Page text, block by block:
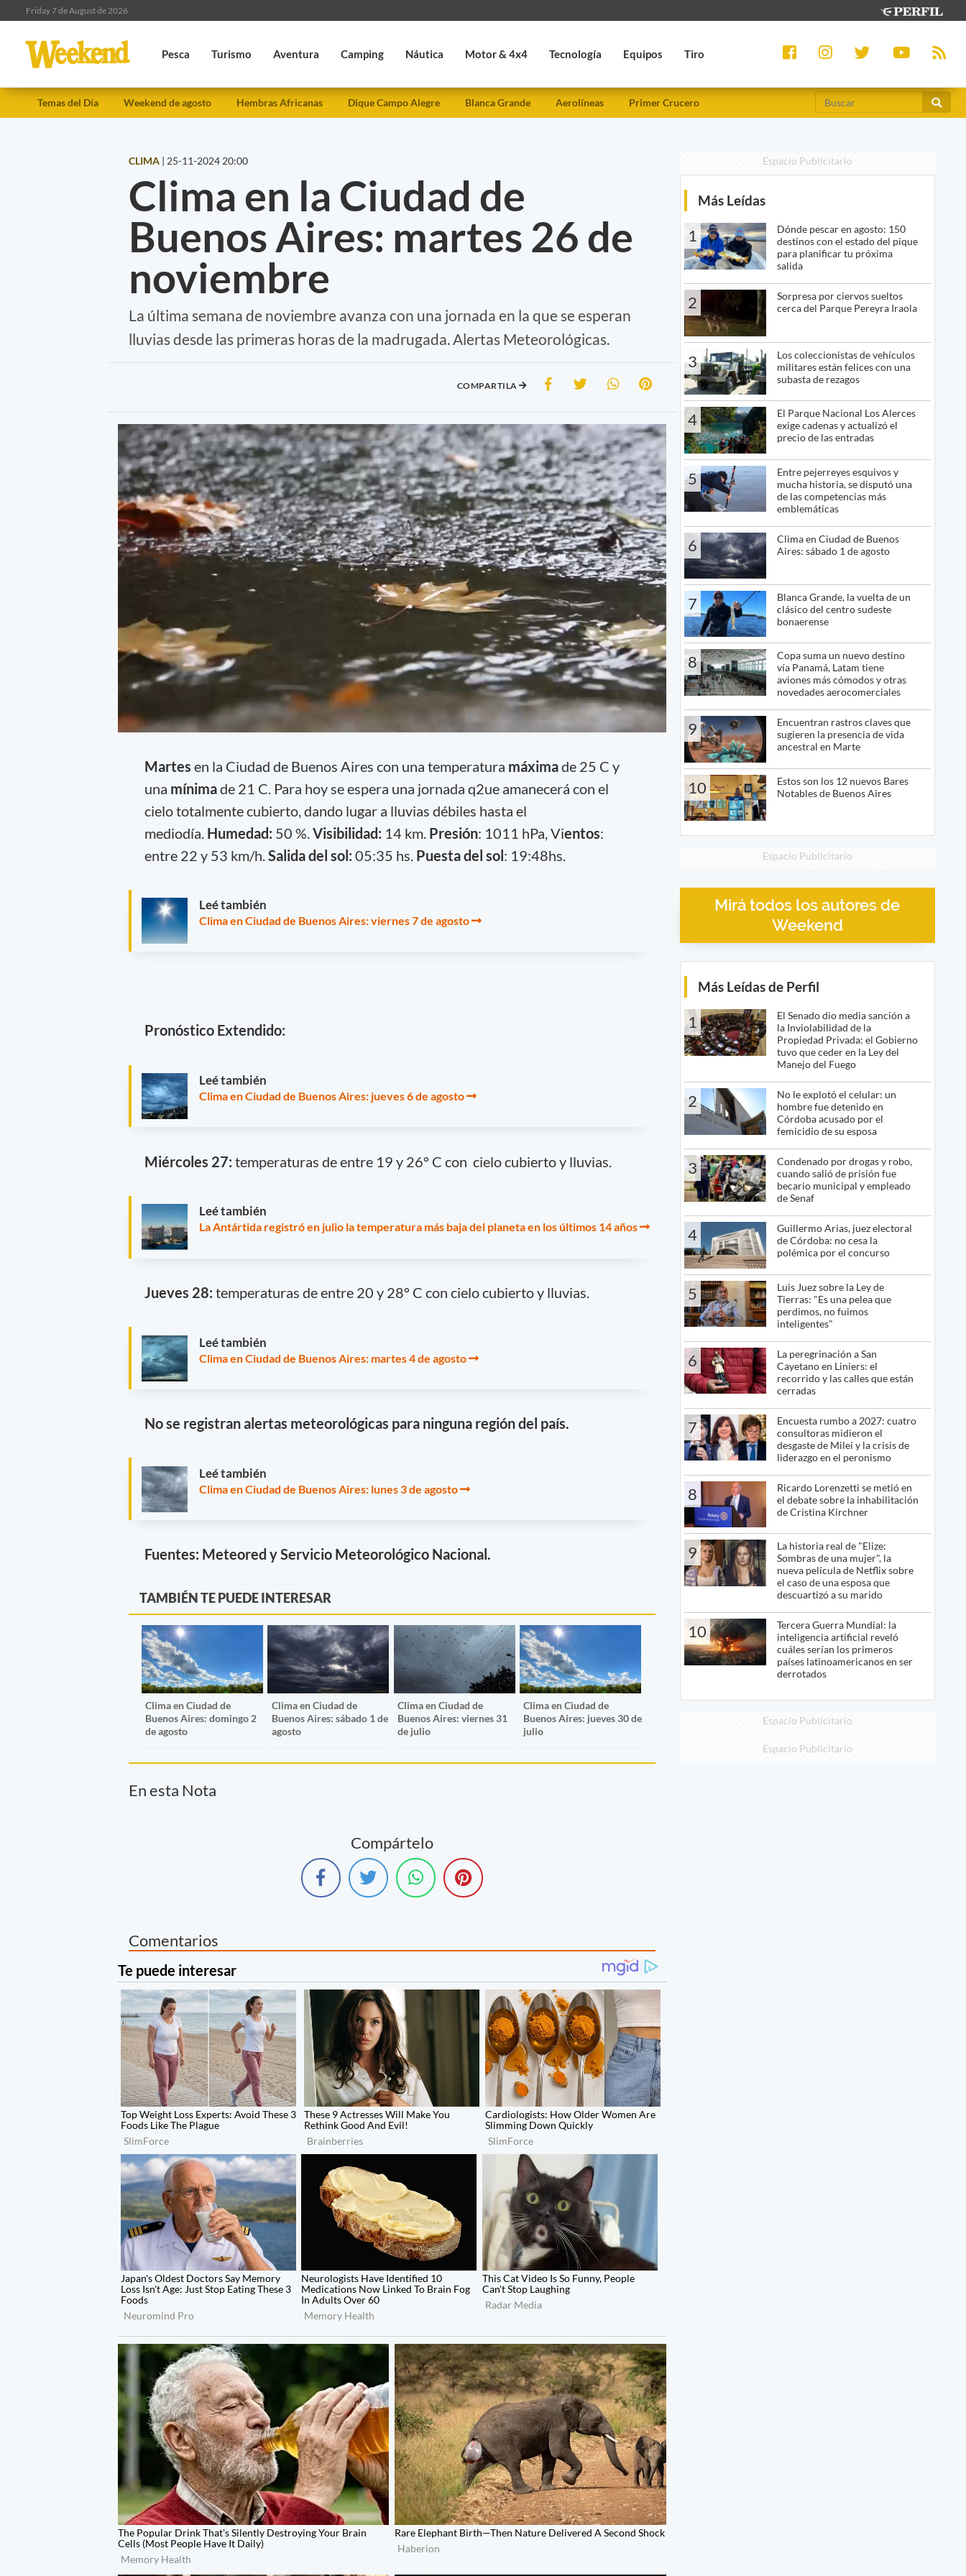
Friday 7 de August de 2026
Pesca Turismo Aventura Camping Náutica Motor & 4x4 Tecnología Equipos Tiro
Temas del Día Weekend de agosto Hembras Africanas Dique Campo Alegre Blanca Grande Aerolíneas Primer Crucero
CLIMA | 25-11-2024 20:00
Clima en la Ciudad de
Buenos Aires: martes 26 de
noviembre
La última semana de noviembre avanza con una jornada en la que se esperan
lluvias desde las primeras horas de la madrugada. Alertas Meteorológicas.
COMPARTILA
Martes en la Ciudad de Buenos Aires con una temperatura máximade 25 C y
una mínimade 21 C. Para hoy se espera una jornada q2ue amanecerá con el
cielo totalmente cubierto, dando lugar a lluvias débiles hasta el
mediodía. Humedad: 50 %. Visibilidad: 14 km. Presión: 1011 hPa, Vientos:
entre 22 y 53 km/h. Salida del sol: 05:35 hs. Puesta del sol: 19:48hs.
Leé también
Clima en Ciudad de Buenos Aires: viernes 7 de agosto
Pronóstico Extendido:
Leé también
Clima en Ciudad de Buenos Aires: jueves 6 de agosto
Miércoles 27: temperaturas de entre 19 y 26° C con cielo cubierto y lluvias.
Leé también
La Antártida registró en julio la temperatura más baja del planeta en los últimos 14 años
Jueves 28: temperaturas de entre 20 y 28° C con cielo cubierto y lluvias.
Leé también
Clima en Ciudad de Buenos Aires: martes 4 de agosto
No se registran alertas meteorológicas para ninguna región del país.
Leé también
Clima en Ciudad de Buenos Aires: lunes 3 de agosto
Fuentes: Meteored y Servicio Meteorológico Nacional.
TAMBIÉN TE PUEDE INTERESAR
Clima en Ciudad de
Buenos Aires: domingo 2
de agosto
Clima en Ciudad de
Buenos Aires: sábado 1 de
agosto
Clima en Ciudad de
Buenos Aires: viernes 31
de julio
Clima en Ciudad de
Buenos Aires: jueves 30 de
julio
En esta Nota
Compártelo
Comentarios
Espacio Publicitario
Más Leídas
1
Dónde pescar en agosto: 150
destinos con el estado del pique
para planificar tu próxima
salida
2
Sorpresa por ciervos sueltos
cerca del Parque Pereyra Iraola
3
Los coleccionistas de vehículos
militares están felices con una
subasta de rezagos
4
El Parque Nacional Los Alerces
exige cadenas y actualizó el
precio de las entradas
5
Entre pejerreyes esquivos y
mucha historia, se disputó una
de las competencias más
emblemáticas
6
Clima en Ciudad de Buenos
Aires: sábado 1 de agosto
7
Blanca Grande, la vuelta de un
clásico del centro sudeste
bonaerense
8
Copa suma un nuevo destino
vía Panamá, Latam tiene
aviones más cómodos y otras
novedades aerocomerciales
9
Encuentran rastros claves que
sugieren la presencia de vida
ancestral en Marte
10
Estos son los 12 nuevos Bares
Notables de Buenos Aires
Espacio Publicitario
Mirá todos los autores de
Weekend
Más Leídas de Perfil
1
El Senado dio media sanción a
la Inviolabilidad de la
Propiedad Privada: el Gobierno
tuvo que ceder en la Ley del
Manejo del Fuego
2
No le explotó el celular: un
hombre fue detenido en
Córdoba acusado por el
femicidio de su esposa
3
Condenado por drogas y robo,
cuando salió de prisión fue
becario municipal y empleado
de Senaf
4
Guillermo Arias, juez electoral
de Córdoba: no cesa la
polémica por el concurso
5
Luis Juez sobre la Ley de
Tierras: "Es una pelea que
perdimos, no fuimos
inteligentes"
6
La peregrinación a San
Cayetano en Liniers: el
recorrido y las calles que están
cerradas
7
Encuesta rumbo a 2027: cuatro
consultoras midieron el
desgaste de Milei y la crisis de
liderazgo en el peronismo
8
Ricardo Lorenzetti se metió en
el debate sobre la inhabilitación
de Cristina Kirchner
9
La historia real de "Elize:
Sombras de una mujer", la
nueva película de Netflix sobre
el caso de una esposa que
descuartizó a su marido
10
Tercera Guerra Mundial: la
inteligencia artificial reveló
cuáles serían los primeros
países latinoamericanos en ser
derrotados
Espacio Publicitario
Espacio Publicitario